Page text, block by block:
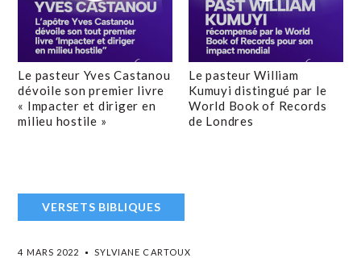
Le pasteur Yves Castanou
dévoile son premier livre
« Impacter et diriger en
milieu hostile »
Le pasteur William
Kumuyi distingué par le
World Book of Records
de Londres
VERSETS BIBLIQUES
4 MARS 2022 SYLVIANE CARTOUX